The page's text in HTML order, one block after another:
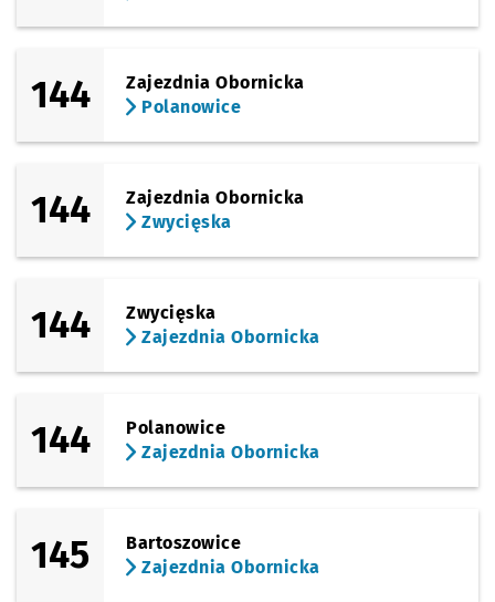
144
Zajezdnia Obornicka
Polanowice
144
Zajezdnia Obornicka
Zwycięska
144
Zwycięska
Zajezdnia Obornicka
144
Polanowice
Zajezdnia Obornicka
145
Bartoszowice
Zajezdnia Obornicka